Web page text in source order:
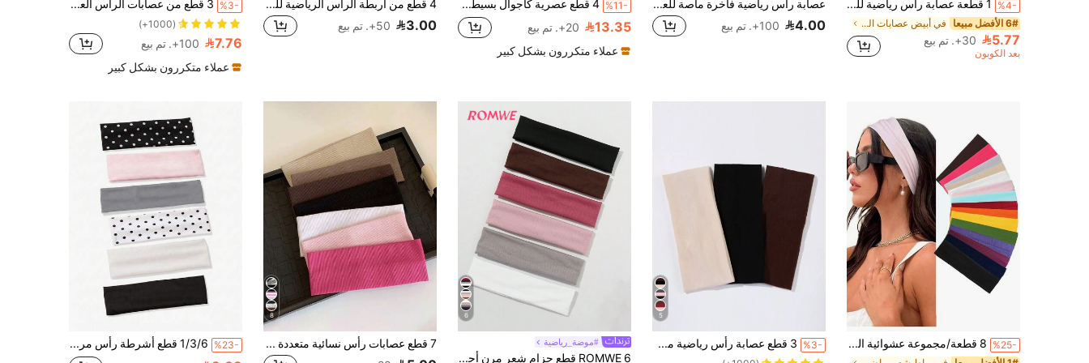
%4- 1 قطعة عصابة رأس رياضية لليوغا بلون أبيض سادة، عصابة ماصة للعرق للرجال والنساء، ربطة شعر مرنة للجري واللياقة البدنية
6# الأفضل مبيعا في أبيض عصابات الشعر
5.77 30+. تم بيع
بعد الكوبون
عصابة رأس رياضية فاخرة ماصة للعرق للنساء - عريضة، مرنة، من قماش بلون موحد، مناسبة للجري واللياقة البدنية
4.00 100+. تم بيع
%11- 4 قطع عصرية كاجوال بسيطة شريط رأس مطاطي متقاطع، مناسب للأنشطة الخارجية والرياضة ومطابقة الملابس، أربطة شعر دافئة للنساء، باندانا، إكسسوارات شعر للنساء، وشاح للملابس الصيفية، للسفر وأعياد الميلاد
13.35 20+. تم بيع
عملاء متكررون بشكل كبير
4 قطع من أربطة الرأس الرياضية للبنات - أربطة رأس مرنة ماصة للرطوبة، أربطة رأس للبنات، أربطة شعر، متعددة الألوان، أسلوب رياضي، مرنة ماصة للعرق؛ اليوغا، إكسسوارات الشعر، ألوان عشوائية، أربطة رأس رياضية عصرية، أربطة رأس من قماش مرن ناعم، مناسبة للتمارين واليوغا والجري
3.00 50+. تم بيع
%3- 3 قطع من عصابات الرأس العريضة المضلعة بلون موحد باللون الأسود والبيج والكاكي، أربطة شعر مرنة مطاطية للرياضة والارتداء اليومي
(1000+)
7.76 100+. تم بيع
عملاء متكررون بشكل كبير
%25- 8 قطعة/مجموعة عشوائية الطراز عصابات الرأس المانعة للانزلاق - عصابات رأس رياضية للنساء، قماش ناعم مطاطي، مناسبة للرياضة والبلاغة والجري، إكسسوارات شعر للنساء
5
%3- 3 قطع عصابة رأس رياضية مرنة ناعمة بلون سادة، للتمارين واليوغا، قناع للعين، للاستخدام الخارجي، عصابات رأس وإكسسوارات شعر ووشاح للنساء، بندانات ناعمة
6
#موضة_رياضية
ROMWE 6 قطع حزام شعر مرن أحادي اللون مناسب للرياضة والاستخدام اليومي، عصابة للرأس، توربان، شريط للرأس
8
7 قطع عصابات رأس نسائية متعددة الألوان مرنة عريضة، لفات رأس رياضية عصرية للياقة البدنية والأنشطة الخارجية، إكسسوارات شعر نسائية، أربطة شعر صيفية، جمالية %23- 1/3/6 قطع أشرطة رأس مرنة للنساء والفتيات، شريط عريض مانع للانزلاق، إكسسوارات شعر لليوغا واللياقة البدنية والرياضة، بأسلوب استوائي